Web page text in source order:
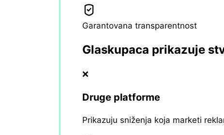
Garantovana transparentnost
Glaskupaca prikazuje
❌
Druge platforme
Prikazuju sniženja koja marketi